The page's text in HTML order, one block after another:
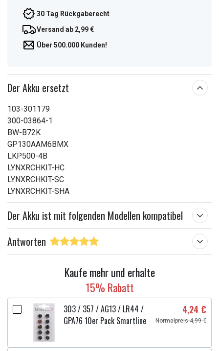
30 Tag Rückgaberecht
Versand ab 2,99 €
Über 500.000 Kunden!
Der Akku ersetzt
103-301179
300-03864-1
BW-B72K
GP130AAM6BMX
LKP500-4B
LYNXRCHKIT-HC
LYNXRCHKIT-SC
LYNXRCHKIT-SHA
Der Akku ist mit folgenden Modellen kompatibel
Antworten
Kaufe mehr und erhalte
15% Rabatt
303 / 357 / AG13 / LR44 /
GPA76 10er Pack Smartline
4,24 €
Normalpreis 4,99 €